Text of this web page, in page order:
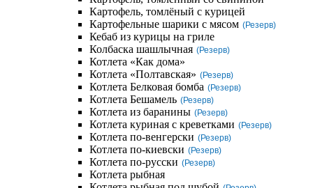
Картофель, томлёный с курицей
Картофельные шарики с мясом (Резерв)
Кебаб из курицы на гриле
Колбаска шашлычная (Резерв)
Котлета «Как дома»
Котлета «Полтавская» (Резерв)
Котлета Белковая бомба (Резерв)
Котлета Бешамель (Резерв)
Котлета из баранины (Резерв)
Котлета куриная с креветками (Резерв)
Котлета по-венгерски (Резерв)
Котлета по-киевски (Резерв)
Котлета по-русски (Резерв)
Котлета рыбная